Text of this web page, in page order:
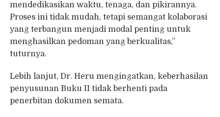
mendedikasikan waktu, tenaga, dan pikirannya.
Proses ini tidak mudah, tetapi semangat kolaborasi
yang terbangun menjadi modal penting untuk
menghasilkan pedoman yang berkualitas,”
tuturnya.
Lebih lanjut, Dr. Heru mengingatkan, keberhasilan
penyusunan Buku II tidak berhenti pada
penerbitan dokumen semata.